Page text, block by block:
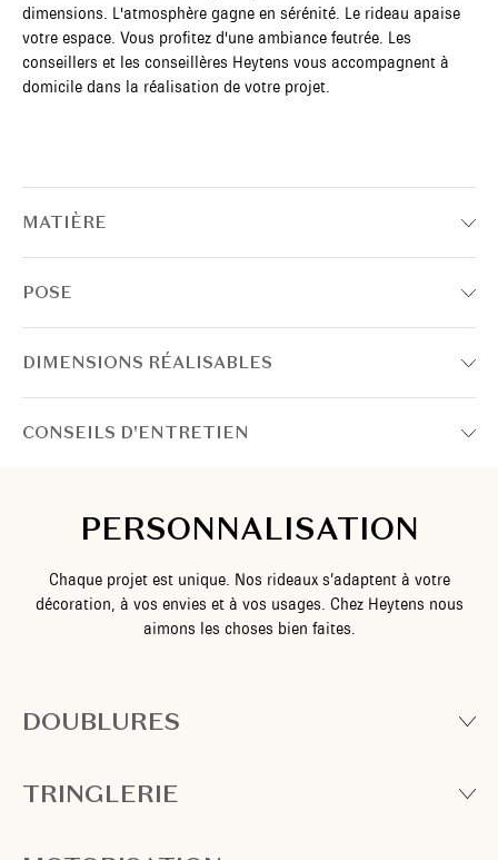
dimensions. L'atmosphère gagne en sérénité. Le rideau apaise
votre espace. Vous profitez d'une ambiance feutrée. Les
conseillers et les conseillères Heytens vous accompagnent à
domicile dans la réalisation de votre projet.
MATIÈRE
POSE
DIMENSIONS RÉALISABLES
CONSEILS D'ENTRETIEN
PERSONNALISATION
Chaque projet est unique. Nos rideaux s’adaptent à votre
décoration, à vos envies et à vos usages. Chez Heytens nous
aimons les choses bien faites.
DOUBLURES
TRINGLERIE